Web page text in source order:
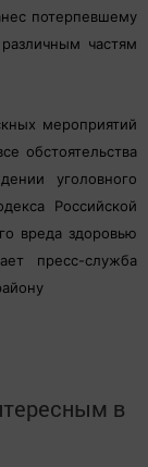
потерпевшему
частям
мероприятий
обстоятельства
уголовного
Российской
вреда здоровью
пресс-служба
в